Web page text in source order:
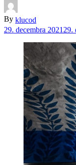
By klucod
29. decembra 2021 29.